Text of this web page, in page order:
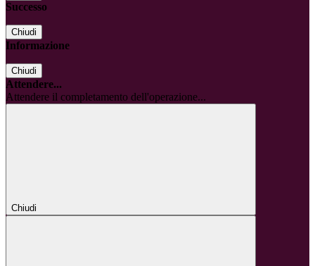
Successo
Chiudi
Informazione
Chiudi
Attendere...
Attendere il completamento dell'operazione...
Chiudi